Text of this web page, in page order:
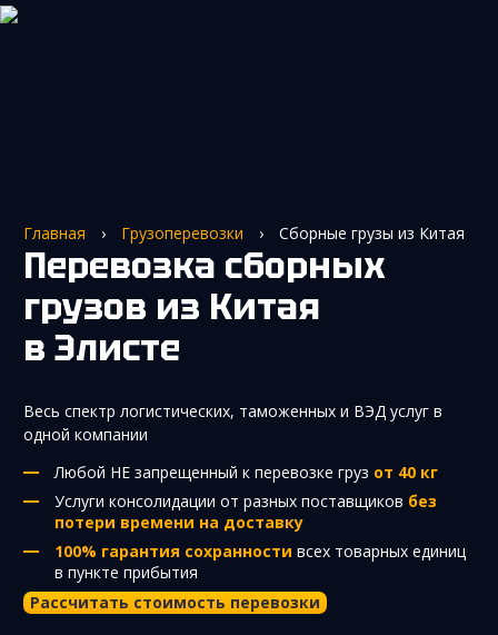
Главная › Грузоперевозки › Сборные грузы из Китая
Перевозка сборных
грузов из Китая
в Элисте
Весь спектр логистических, таможенных и ВЭД услуг в
одной компании
Любой НЕ запрещенный к перевозке груз от 40 кг
Услуги консолидации от разных поставщиков без
потери времени на доставку
100% гарантия сохранности всех товарных единиц
в пункте прибытия
Рассчитать стоимость перевозки